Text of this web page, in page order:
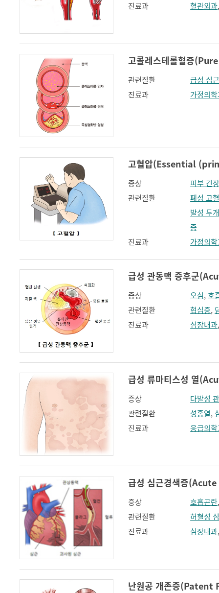
진료과
혈관외과
고콜레스테롤혈증
관련질환
급성 심
진료과
가정의
고혈압(Essential
증상
피부 긴
관련질환
폐성 고
발성 두
증
진료과
가정의
급성 관동맥 증후군
증상 오심,호
관련질환
협심증,
진료과
심장내과
급성 류마티스성 열
증상
다발성
관련질환
성홍열,
진료과
응급의
급성 심근경색증
증상 호흡곤란
관련질환
허혈성
진료과
심장내과
난원공 개존증